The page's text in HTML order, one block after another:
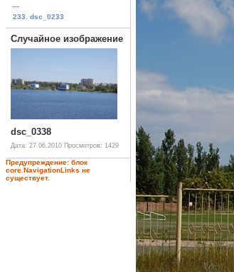
233. dsc_0233
Случайное изображение
dsc_0338
Дата: 27.06.2010 Просмотров: 1429
Предупреждение: блок
core.NavigationLinks не
существует.